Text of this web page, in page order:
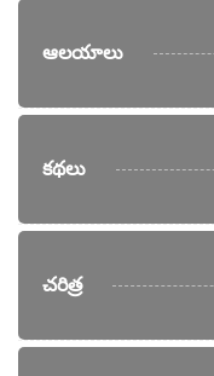
ఆలయాలు
కథలు
చరిత్ర